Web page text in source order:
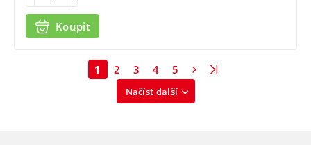
Koupit
Načíst další
1 2 3 4 5